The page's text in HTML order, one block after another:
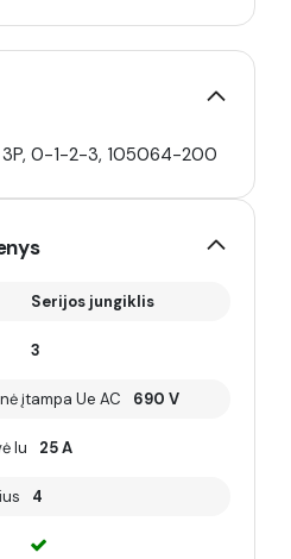
3P, 0-1-2-3, 105064-200
Serijos jungiklis
3
įtampa Ue AC 690 V
Iu 25 A
4